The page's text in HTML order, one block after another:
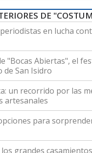
DE
en lucha
"Bocas Abiertas", el
de San Isidro
un recorrido por las
artesanales
para
grandes casamientos